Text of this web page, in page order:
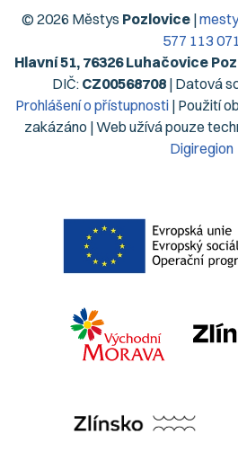
© 2026 Městys Pozlovice|
577 113 071
Hlavní 51, 76326 Luhačovice
DIČ: CZ00568708 | Datová
Prohlášení o přístupnosti | Použití
zakázáno | Web užívá pouze
Digiregion